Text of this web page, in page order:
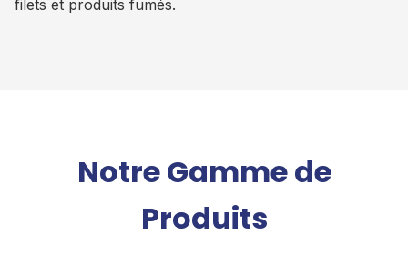
filets et produits fumés.
Notre Gamme de
Produits